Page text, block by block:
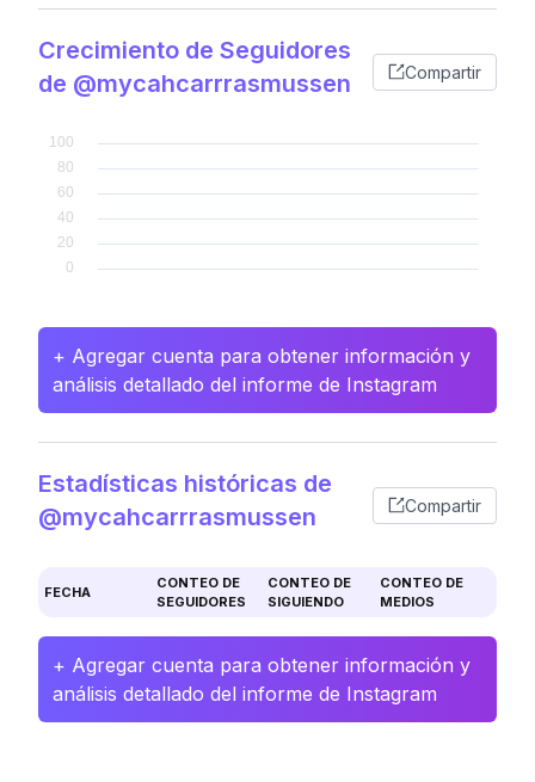
Crecimiento de Seguidores
de @mycahcarrrasmussen
Compartir
+ Agregar cuenta para obtener información y
análisis detallado del informe de Instagram
Estadísticas históricas de
@mycahcarrrasmussen
Compartir
FECHA
CONTEO DE
SEGUIDORES
CONTEO DE
SIGUIENDO
CONTEO DE
MEDIOS
+ Agregar cuenta para obtener información y
análisis detallado del informe de Instagram